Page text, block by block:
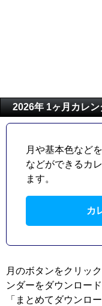
2026年 1ヶ月カレ
月や基本色など
などができるカ
ます。
カ
月のボタンをクリッ
ンダーをダウンロード
「まとめてダウンロ